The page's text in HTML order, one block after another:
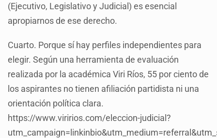
(Ejecutivo, Legislativo y Judicial) es esencial
apropiarnos de ese derecho.
Cuarto. Porque sí hay perfiles independientes para
elegir. Según una herramienta de evaluación
realizada por la académica Viri Ríos, 55 por ciento de
los aspirantes no tienen afiliación partidista ni una
orientación política clara.
https://www.viririos.com/eleccion-judicial?